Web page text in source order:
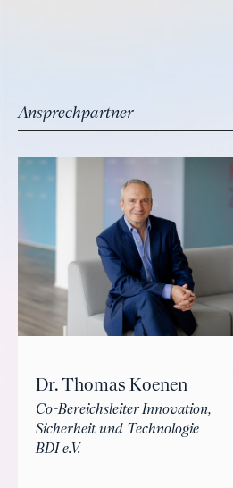
Ansprechpartner
Dr. Thomas Koenen
Co-Bereichsleiter Innovation,
Sicherheit und Technologie
BDI e.V.